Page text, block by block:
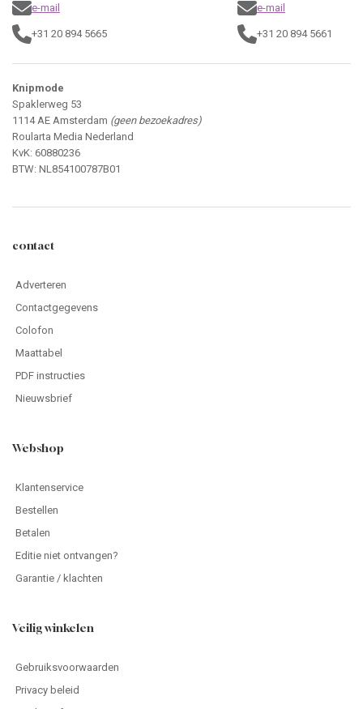
e-mail
+31 20 894 5665
e-mail
+31 20 894 5661
Knipmode
Spaklerweg 53
1114 AE Amsterdam (geen bezoekadres)
Roularta Media Nederland
KvK: 60880236
BTW: NL854100787B01
contact
Adverteren
Contactgegevens
Colofon
Maattabel
PDF instructies
Nieuwsbrief
Webshop
Klantenservice
Bestellen
Betalen
Editie niet ontvangen?
Garantie / klachten
Veilig winkelen
Gebruiksvoorwaarden
Privacy beleid